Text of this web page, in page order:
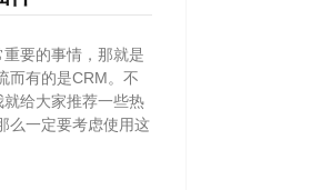
要的事情，那就是
而有的是CRM。不
给大家推荐一些热
么一定要考虑使用这